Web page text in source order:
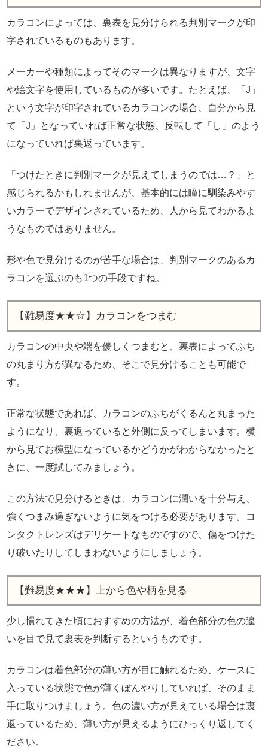
カラコンによっては、裏表を見分けられる判別マークが印
字されているものもあります。
メーカーや種類によってそのマークは異なりますが、文字
や絵文字を使用しているものが多いです。たとえば、「J」
という文字が印字されているカラコンの場合、自分から見
て「J」となっていれば正常な状態、反転して「し」のよう
になっていれば裏返っています。
「つけたときに判別マークが見えてしまうのでは…？」と
感じられるかもしれませんが、基本的には瞳に馴染みやす
いカラーでデザインされているため、人から見てわかるよ
うなものではありません。
形や色で見分けるのが苦手な場合は、判別マークのあるカ
ラコンを選ぶのも1つの手段ですね。
【難易度★★☆】カラコンをつまむ
カラコンの中央や端を優しくつまむと、裏表によってふち
の丸まり方が異なるため、そこで見分けることも可能で
す。
正常な状態であれば、カラコンのふちがくるんと丸まった
ようになり、裏返っていると外側に反ってしまいます。横
から見てお椀型になっているかどうかがわからなかったと
きに、一度試してみましょう。
この方法で見分けるときは、カラコンに潤いを十分与え、
強くつまみ過ぎないように気をつける必要があります。コ
ンタクトレンズはデリケートなものですので、傷をつけた
り破いたりしてしまわないようにしましょう。
【難易度★★★】上から色や柄を見る
少し慣れてきた頃におすすめの方法が、着色部分の色の違
いを目で見て裏表を判断するというものです。
カラコンは着色部分の薄い方が目に触れるため、ケースに
入っている状態で色が薄くぼんやりしていれば、そのまま
手に取りつけましょう。色の濃い方が見えている場合は裏
返っているため、薄い方が見えるようにひっくり返してく
ださい。